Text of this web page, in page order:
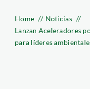
Home
Noticias
Lanzan Aceleradores
para líderes